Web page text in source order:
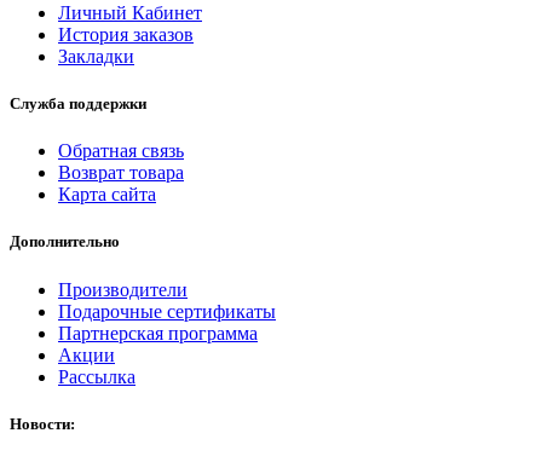
Личный Кабинет
История заказов
Закладки
Служба поддержки
Обратная связь
Возврат товара
Карта сайта
Дополнительно
Производители
Подарочные сертификаты
Партнерская программа
Акции
Рассылка
Новости: